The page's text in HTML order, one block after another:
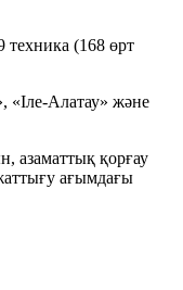
(168 өрт
«Іле-Алатау» және
азаматтық қорғау
ағымдағы